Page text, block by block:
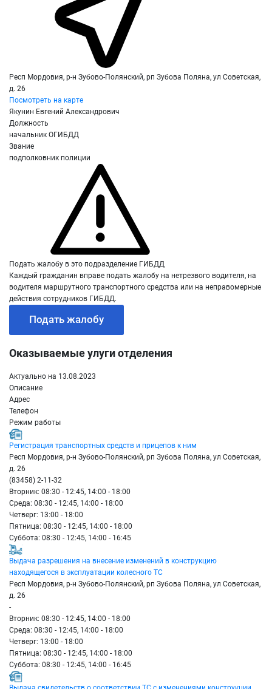
Респ Мордовия, р-н Зубово-Полянский, рп Зубова Поляна, ул Советская,
д. 26
Посмотреть на карте
Якунин Евгений Александрович
Должность
начальник ОГИБДД
Звание
подполковник полиции
Подать жалобу в это подразделение ГИБДД
Каждый гражданин вправе подать жалобу на нетрезвого водителя, на
водителя маршрутного транспортного средства или на неправомерные
действия сотрудников ГИБДД.
Подать жалобу
Оказываемые улуги отделения
Актуально на 13.08.2023
Описание
Адрес
Телефон
Режим работы
Регистрация транспортных средств и прицепов к ним
Респ Мордовия, р-н Зубово-Полянский, рп Зубова Поляна, ул Советская,
д. 26
(83458) 2-11-32
Вторник: 08:30 - 12:45, 14:00 - 18:00
Среда: 08:30 - 12:45, 14:00 - 18:00
Четверг: 13:00 - 18:00
Пятница: 08:30 - 12:45, 14:00 - 18:00
Суббота: 08:30 - 12:45, 14:00 - 16:45
Выдача разрешения на внесение изменений в конструкцию
находящегося в эксплуатации колесного ТС
Респ Мордовия, р-н Зубово-Полянский, рп Зубова Поляна, ул Советская,
д. 26
-
Вторник: 08:30 - 12:45, 14:00 - 18:00
Среда: 08:30 - 12:45, 14:00 - 18:00
Четверг: 13:00 - 18:00
Пятница: 08:30 - 12:45, 14:00 - 18:00
Суббота: 08:30 - 12:45, 14:00 - 16:45